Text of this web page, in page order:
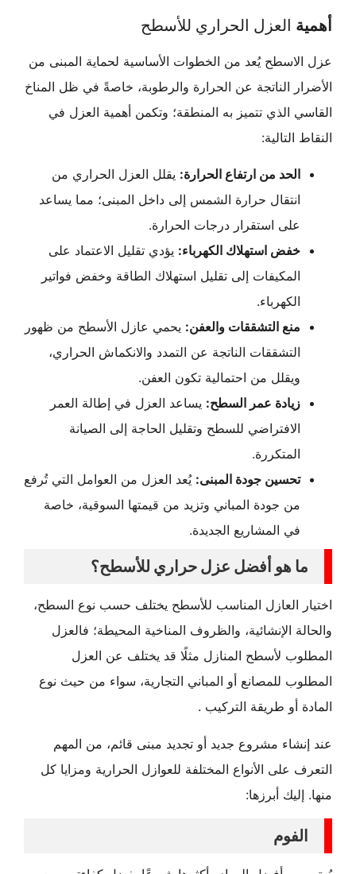
أهمية العزل الحراري للأسطح
عزل الاسطح يُعد من الخطوات الأساسية لحماية المبنى من
الأضرار الناتجة عن الحرارة والرطوبة، خاصةً في ظل المناخ
القاسي الذي تتميز به المنطقة؛ وتكمن أهمية العزل في
النقاط التالية:
الحد من ارتفاع الحرارة: يقلل العزل الحراري من
انتقال حرارة الشمس إلى داخل المبنى؛ مما يساعد
على استقرار درجات الحرارة.
خفض استهلاك الكهرباء: يؤدي تقليل الاعتماد على
المكيفات إلى تقليل استهلاك الطاقة وخفض فواتير
الكهرباء.
منع التشققات والعفن: يحمي عازل الأسطح من ظهور
التشققات الناتجة عن التمدد والانكماش الحراري،
ويقلل من احتمالية تكون العفن.
زيادة عمر السطح: يساعد العزل في إطالة العمر
الافتراضي للسطح وتقليل الحاجة إلى الصيانة
المتكررة.
تحسين جودة المبنى: يُعد العزل من العوامل التي تُرفع
من جودة المباني وتزيد من قيمتها السوقية، خاصة
في المشاريع الجديدة.
ما هو أفضل عزل حراري للأسطح؟
اختيار العازل المناسب للأسطح يختلف حسب نوع السطح،
والحالة الإنشائية، والظروف المناخية المحيطة؛ فالعزل
المطلوب لأسطح المنازل مثلًا قد يختلف عن العزل
المطلوب للمصانع أو المباني التجارية، سواء من حيث نوع
المادة أو طريقة التركيب .
عند إنشاء مشروع جديد أو تجديد مبنى قائم، من المهم
التعرف على الأنواع المختلفة للعوازل الحرارية ومزايا كل
منها. إليك أبرزها:
الفوم